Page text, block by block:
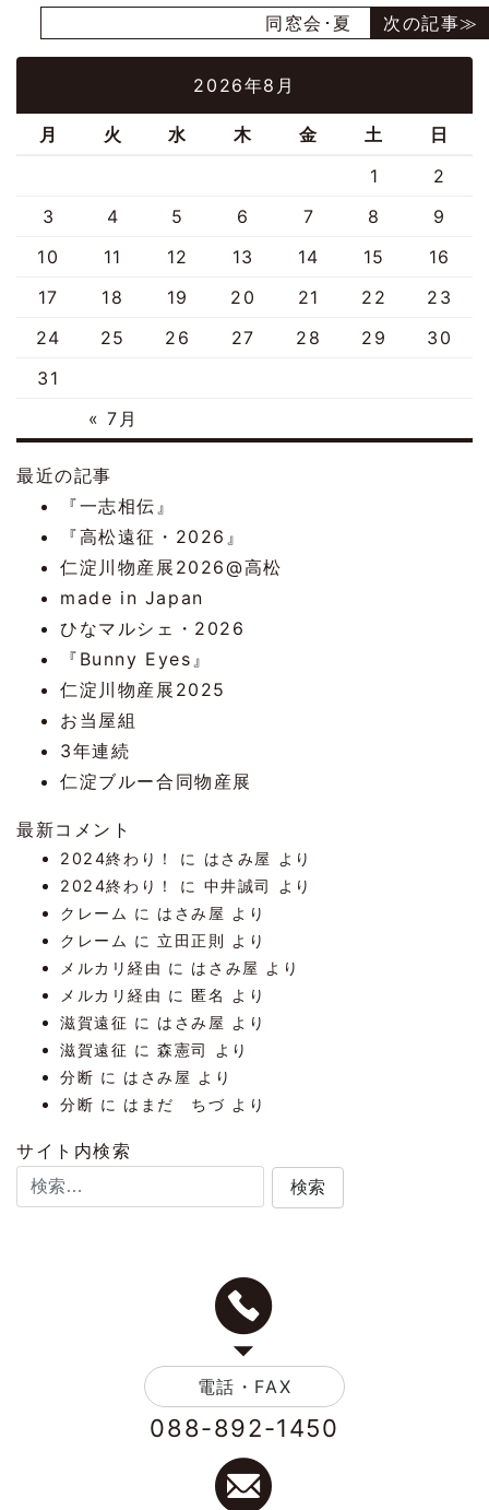
同窓会･夏
2026年8月
月 火 水 木 金 土 日
« 7月
1
2
3
4 5 6 7 8
9
10
11 12 13 14 15
16
17
18 19 20 21 22
23
24
25 26 27 28 29
30
31
最近の記事
『一志相伝』
『高松遠征・2026』
仁淀川物産展2026@高松
made in Japan
ひなマルシェ・2026
『Bunny Eyes』
仁淀川物産展2025
お当屋組
3年連続
仁淀ブルー合同物産展
最新コメント
2024終わり！ に はさみ屋
より
2024終わり！
に 中井誠司
より
クレーム に はさみ屋 より
クレーム に 立田正則 より
メルカリ経由 に はさみ屋 より
メルカリ経由 に匿名
より
滋賀遠征 に はさみ屋 より
滋賀遠征 に森憲司
より
分断 に はさみ屋 より
分断 に はまだ ちづ より
サイト内検索
電話・FAX
088-892-1450